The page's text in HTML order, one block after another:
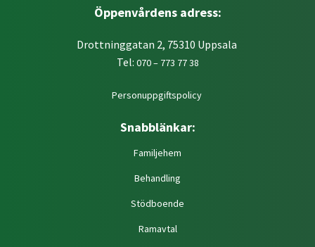
Öppenvårdens adress:
Drottninggatan 2, 75310 Uppsala
Tel: 070 – 773 77 38
Personuppgiftspolicy
Snabblänkar:
Familjehem
Behandling
Stödboende
Ramavtal